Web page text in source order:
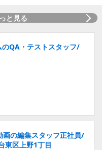
と見る
のQA・テストスタッフ/
画の編集スタッフ正社員/
東区上野1丁目